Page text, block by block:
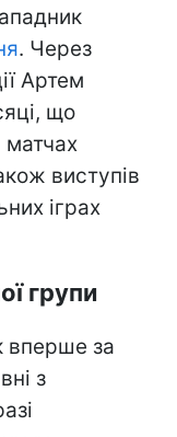
. Через
Артем
що
матчах
виступів
іграх
групи
вперше за
з